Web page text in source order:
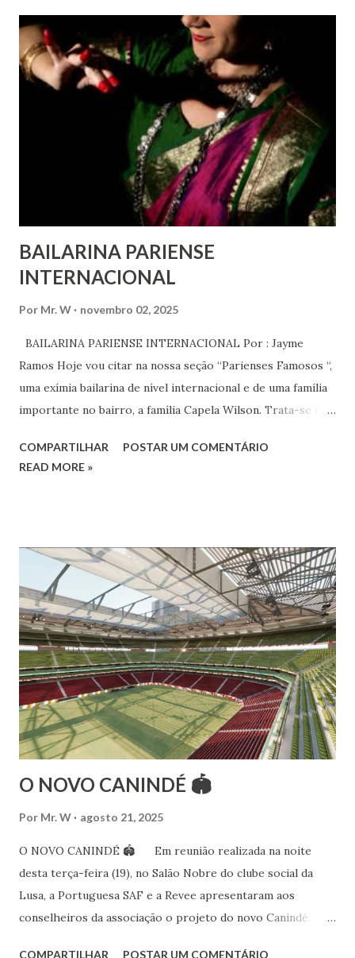
Estes direitos humanos – os direitos à liberdade de opinião
e de expressão, de reunião pacífica e de associação, e de
participar no governo (artigos 19, 20 e 21 da Declaração
Universal dos Direitos Humanos ) – têm estado no centro
das mudanças históricas no mundo árabe nos últimos dois
anos, em que milhões foram às ruas para exigir mudanças.
Em outras partes do mundo, os “99%” fizeram suas vozes
serem ouvidas através ...
BAILARINA PARIENSE
INTERNACIONAL
Por Mr. W novembro 02, 2025
BAILARINA PARIENSE INTERNACIONAL Por : Jayme
Ramos Hoje vou citar na nossa seção “Parienses Famosos “,
uma exímia bailarina de nível internacional e de uma família
importante no bairro, a família Capela Wilson. Trata-se da
Vamos às informações de seu site : Bailarina e professora
Esteve na Índia aprofundando seus estudos neste estilo
além de partir para pesquisa e vivência das danças
folclóricas do Rajastão (Kalbelia, Banjara, Ghoomar, Chair).
Bailarina profissional e professora de dança. Dedica-se há
15 anos ao estudo e pesquisa de danças étnicas, em especial
às danças ciganas, árabes e indianas. Iniciou seus estudos de
dança aos 4 anos de idade (em 1982) no balé clássico,
passando por diversas atividades co...
COMPARTILHAR
POSTAR UM COMENTÁRIO
READ MORE »
O NOVO CANINDÉ 🏟
Por Mr. W agosto 21, 2025
O NOVO CANINDÉ 🏟 Em reunião realizada na noite
desta terça-feira (19), no Salão Nobre do clube social da
Lusa, a Portuguesa SAF e a Revee apresentaram aos
conselheiros da associação o projeto do novo Canindé.
COMPARTILHAR POSTAR UM COMENTÁRIO